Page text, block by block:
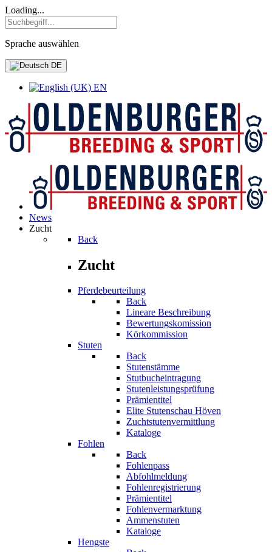
Loading...
Sprache auswählen
DE
EN
News
Zucht
Back
Zucht
Pferdebeurteilung
Back
Lineare Beschreibung
Bewertungskomission
Körkommission
Stuten
Back
Stutenstämme
Stutbucheintragung
Stutenleistungsprüfung
Prämientitel
Elite Stutenschau Höven
Zuchtstutenvermittlung
Kataloge
Fohlen
Back
Fohlenpass
Abfohlmeldung
Fohlenregistrierung
Prämientitel
Fohlenvermarktung
Ammenstuten
Kataloge
Hengste